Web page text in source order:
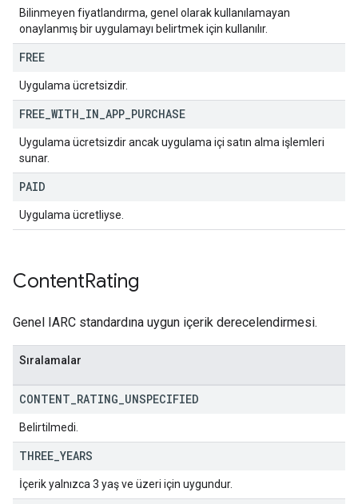
Bilinmeyen fiyatlandırma, genel olarak kullanılamayan
onaylanmış bir uygulamayı belirtmek için kullanılır.
FREE
Uygulama ücretsizdir.
FREE WITH IN APP PURCHASE
Uygulama ücretsizdir ancak uygulama içi satın alma işlemleri
sunar.
PAID
Uygulama ücretliyse.
ContentRating
Genel IARC standardına uygun içerik derecelendirmesi.
Sıralamalar
CONTENT RATING UNSPECIFIED
Belirtilmedi.
THREE YEARS
İçerik yalnızca 3 yaş ve üzeri için uygundur.